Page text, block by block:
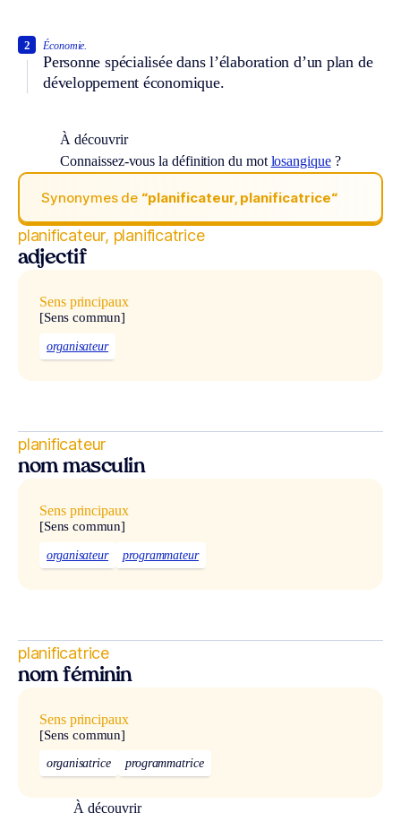
Économie.
Personne spécialisée dans l’élaboration d’un plan de
développement économique.
2
À découvrir
Connaissez-vous la définition du mot losangique?
Synonymes de “planificateur, planificatrice“
planificateur, planificatrice
adjectif
Sens principaux
[Sens commun]
organisateur
planificateur
nom masculin
Sens principaux
[Sens commun]
organisateur programmateur
planificatrice
nom féminin
Sens principaux
[Sens commun]
organisatrice programmatrice
À découvrir